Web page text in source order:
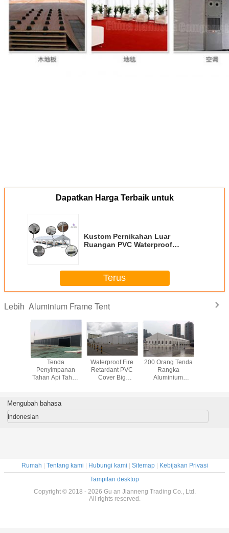
Dapatkan Harga Terbaik untuk
Kustom Pernikahan Luar
Ruangan PVC Waterproof
Terus
Lebih Aluminium Frame Tent
Tinggi
Tenda
Penyimpanan
Tahan Api Tahan
Bingkai
Aluminium Hitam
Waterproof Fire
Retardant PVC
Cover Big
200 Orang Tenda
Rangka
Aluminium
Lainnya
Mengubah bahasa
Indonesian
Rumah | Tentang kami | Hubungi kami | Sitemap| Kebijakan Privasi
Tampilan desktop
Copyright © 2018 - 2026 Gu an Jianneng Trading Co., Ltd.
All rights reserved.